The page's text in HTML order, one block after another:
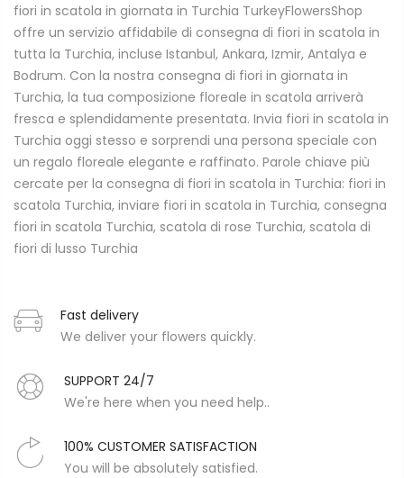
fiori in scatola in giornata in Turchia TurkeyFlowersShop
offre un servizio affidabile di consegna di fiori in scatola in
tutta la Turchia, incluse Istanbul, Ankara, Izmir, Antalya e
Bodrum. Con la nostra consegna di fiori in giornata in
Turchia, la tua composizione floreale in scatola arriverà
fresca e splendidamente presentata. Invia fiori in scatola in
Turchia oggi stesso e sorprendi una persona speciale con
un regalo floreale elegante e raffinato. Parole chiave più
cercate per la consegna di fiori in scatola in Turchia: fiori in
scatola Turchia, inviare fiori in scatola in Turchia, consegna
fiori in scatola Turchia, scatola di rose Turchia, scatola di
fiori di lusso Turchia
Fast delivery
We deliver your flowers quickly.
SUPPORT 24/7
We're here when you need help..
100% CUSTOMER SATISFACTION
You will be absolutely satisfied.